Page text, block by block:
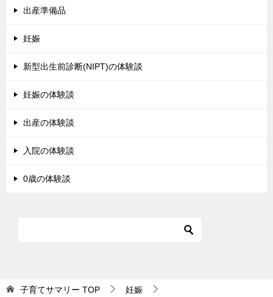
出産準備品
妊娠
新型出生前診断(NIPT)の体験談
妊娠の体験談
出産の体験談
入院の体験談
0歳の体験談
子育てサマリー TOP 妊娠